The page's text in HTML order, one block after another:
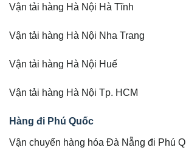
Vận tải hàng Hà Nội Hà Tĩnh
Vận tải hàng Hà Nội Nha Trang
Vận tải hàng Hà Nội Huế
Vận tải hàng Hà Nội Tp. HCM
Hàng đi Phú Quốc
Vận chuyển hàng hóa Đà Nẵng đi Phú